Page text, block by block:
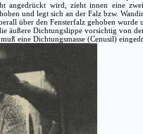
angedrückt wird, zieht innen eine
und legt sich an der Falz bzw.
über den Fensterfalz gehoben
äußere Dichtungslippe vorsichtig von
eine Dichtungsmasse (Cenusil)